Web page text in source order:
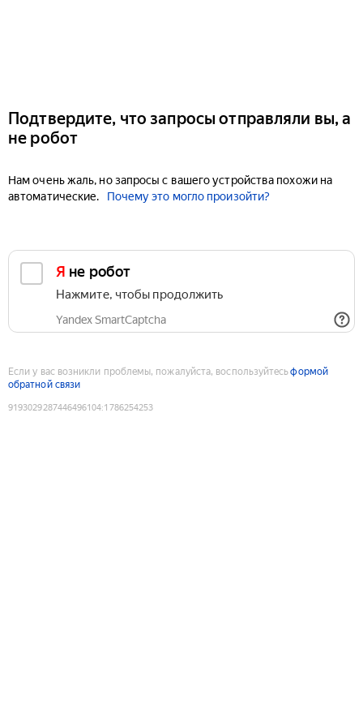
Подтвердите, что запросы отправляли вы, а
не робот
Нам очень жаль, но запросы с вашего устройства похожи на
автоматические.
Почему это могло произойти?
Я не робот
Нажмите, чтобы продолжить
Yandex SmartCaptcha
Если у вас возникли проблемы, пожалуйста, воспользуйтесьформой
обратной связи
9193029287446496104:1786254253